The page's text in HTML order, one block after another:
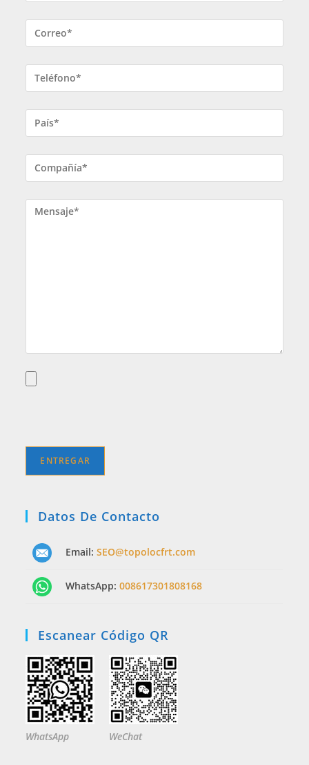
Datos De Contacto
Email:SEO@topolocfrt.com
WhatsApp:008617301808168
Escanear Código QR
WhatsApp WeChat